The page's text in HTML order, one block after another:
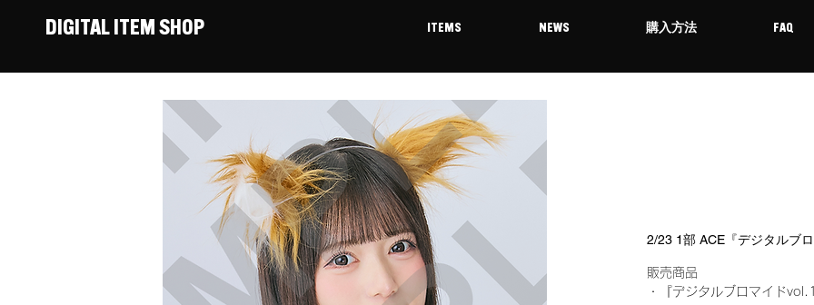
DIGITAL ITEM SHOP ITEMS NEWS 購入方法 FAQ
2/23 1部 ACE『デジタルブ
販売商品
・『デジタルブロマイド